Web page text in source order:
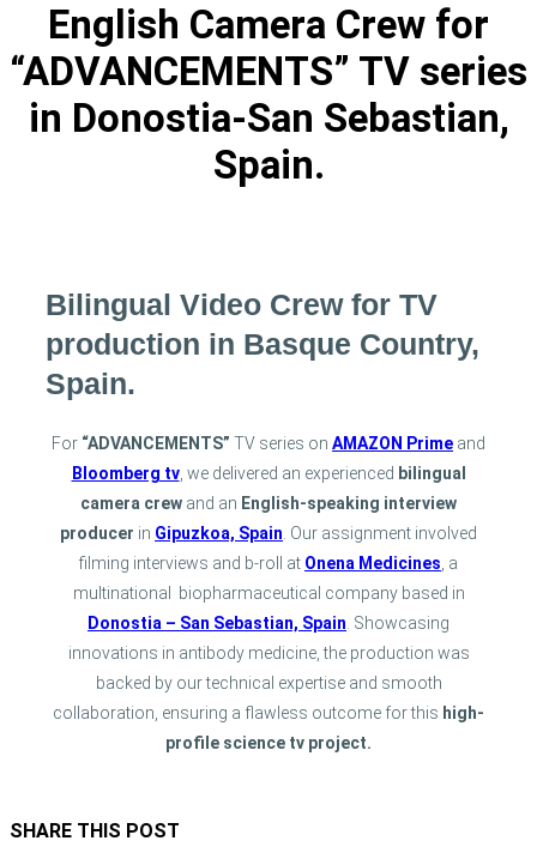
English Camera Crew for
“ADVANCEMENTS” TV series
in Donostia-San Sebastian,
Spain.
Bilingual Video Crew for TV
production in Basque Country,
Spain.
For “ADVANCEMENTS” TV series on AMAZON Prime and
Bloomberg tv, we delivered an experienced bilingual
camera crew and an English-speaking interview
producer in Gipuzkoa, Spain . Our assignment involved
filming interviews and b-roll at Onena Medicines , a
multinational biopharmaceutical company based in
Donostia – San Sebastian, Spain . Showcasing
innovations in antibody medicine, the production was
backed by our technical expertise and smooth
collaboration, ensuring a flawless outcome for this high-
profile science tv project.
SHARE THIS POST